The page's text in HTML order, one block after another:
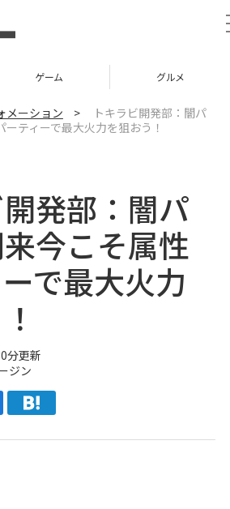
メーション >
トキラビ開発部：闇パ
ティーで最大火力を狙おう！
発部：闇パ
今こそ属性
で最大火力
分更新
ジン